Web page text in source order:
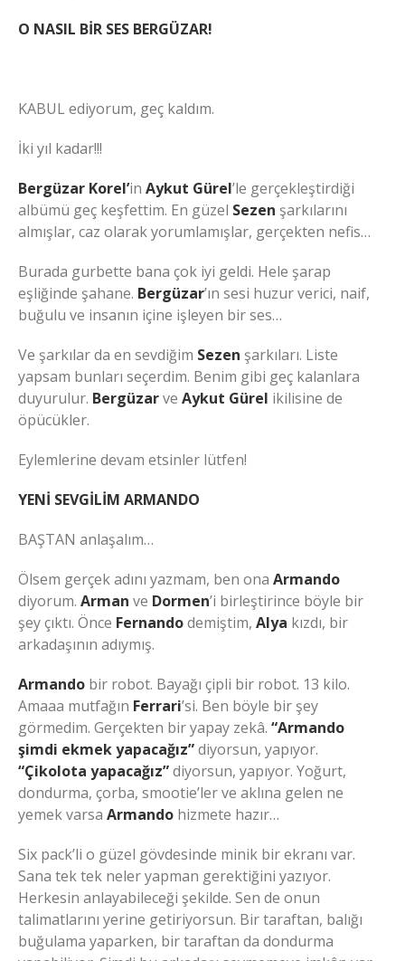
O NASIL BİR SES BERGÜZAR!
KABUL ediyorum, geç kaldım.
İki yıl kadar!!!
Bergüzar Korel’in Aykut Gürel’le gerçekleştirdiği
albümü geç keşfettim. En güzel Sezen şarkılarını
almışlar, caz olarak yorumlamışlar, gerçekten nefis…
Burada gurbette bana çok iyi geldi. Hele şarap
eşliğinde şahane. Bergüzar’ın sesi huzur verici, naif,
buğulu ve insanın içine işleyen bir ses…
Ve şarkılar da en sevdiğim Sezen şarkıları. Liste
yapsam bunları seçerdim. Benim gibi geç kalanlara
duyurulur. Bergüzarve Aykut Gürel ikilisine de
öpücükler.
Eylemlerine devam etsinler lütfen!
YENİ SEVGİLİM ARMANDO
BAŞTAN anlaşalım…
Ölsem gerçek adını yazmam, ben ona Armando
diyorum. Arman ve Dormen’i birleştirince böyle bir
şey çıktı. Önce Fernandodemiştim, Alya kızdı, bir
arkadaşının adıymış.
Armando bir robot. Bayağı çipli bir robot. 13 kilo.
Amaaa mutfağın Ferrari’si. Ben böyle bir şey
görmedim. Gerçekten bir yapay zekâ. “Armando
şimdi ekmek yapacağız”diyorsun, yapıyor.
“Çikolota yapacağız”diyorsun, yapıyor. Yoğurt,
dondurma, çorba, smootie’ler ve aklına gelen ne
yemek varsa Armando hizmete hazır…
Six pack’li o güzel gövdesinde minik bir ekranı var.
Sana tek tek neler yapman gerektiğini yazıyor.
Herkesin anlayabileceği şekilde. Sen de onun
talimatlarını yerine getiriyorsun. Bir taraftan, balığı
buğulama yaparken, bir taraftan da dondurma